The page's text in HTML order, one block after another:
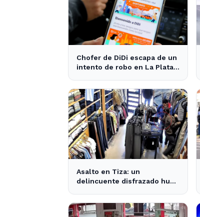
Chofer de DiDi escapa de un
intento de robo en La Plata;
Asalto en Tiza: un
delincuente disfrazado huye